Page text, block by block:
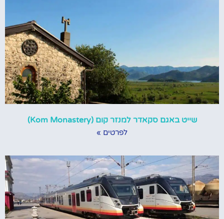
שייט באגם סקאדר למנזר קום (Kom Monastery)
לפרטים »